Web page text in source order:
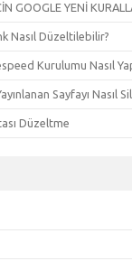
GOOGLE YENİ
Nasıl Düzeltilebilir?
Kurulumu Nasıl
Sayfayı Nasıl
Düzeltme